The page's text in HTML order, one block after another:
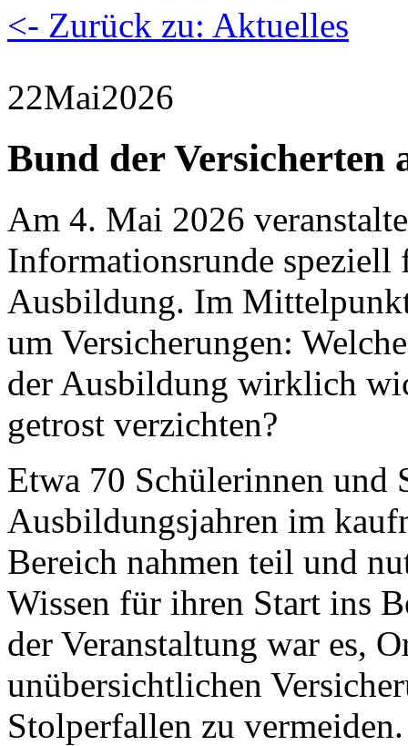
<- Zurück zu: Aktuelles
22Mai2026
Bund der Versicherten
Am 4. Mai 2026
Informationsrunde speziell
Ausbildung. Im
um Versicherungen:
der Ausbildung wirklich
getrost verzichten?
Etwa 70 Schülerinnen und
Ausbildungsjahren im
Bereich nahmen teil und
Wissen für ihren Start ins
der Veranstaltung war es,
unübersichtlichen
Stolperfallen zu vermeiden.